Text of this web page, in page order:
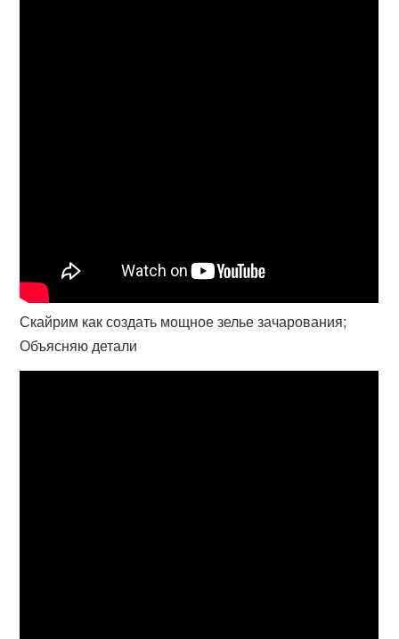
Скайрим как создать мощное зелье зачарования;
Объясняю детали